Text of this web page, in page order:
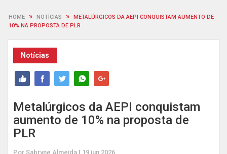
HOME » NOTÍCIAS »
METALÚRGICOS DA AEPI CONQUISTAM AUMENTO DE
10% NA PROPOSTA DE PLR
Notícias
Metalúrgicos da AEPI conquistam
aumento de 10% na proposta de
PLR
Por Sabryne Almeida | 19 jun 2026